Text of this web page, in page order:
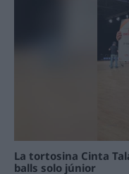
La tortosina Cinta
balls solo júnior